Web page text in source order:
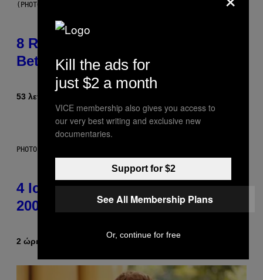
(PHOTO BY EBET ROBERTS/REDFERNS)
8 R&B Covers That Might Just Be
Better Than the Originals
53 λεπτά πριν
PHOTO: PETER KRAMER / GETTY IMAGES
4 Iconic MTV Shows From the
2000s You Definitely Forgot About
2 ώρες πριν Haley Miller
Kill the ads for
just $2 a month
VICE membership also gives you access to
our very best writing and exclusive new
documentaries.
Support for $2
See All Membership Plans
Or, continue for free